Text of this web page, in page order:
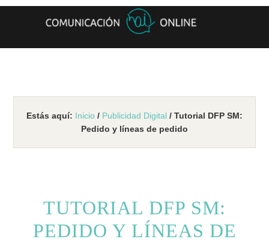
Estás aquí: Inicio / Publicidad Digital / Tutorial DFP SM:
Pedido y líneas de pedido
TUTORIAL DFP SM:
PEDIDO Y LÍNEAS DE